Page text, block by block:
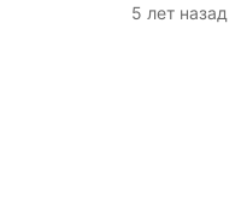
5 лет назад